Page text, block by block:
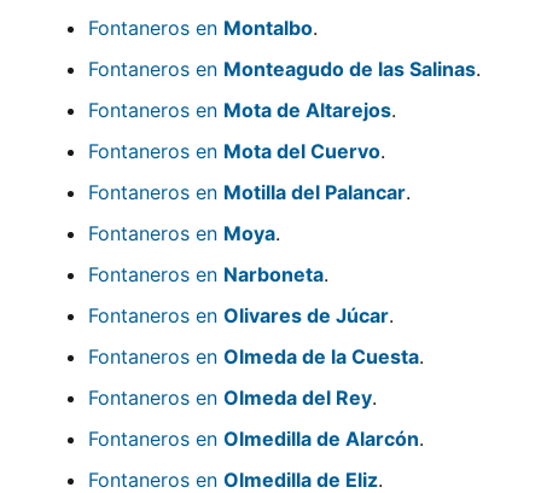
Fontaneros en Montalbo.
Fontaneros en Monteagudo de las Salinas.
Fontaneros en Mota de Altarejos.
Fontaneros en Mota del Cuervo.
Fontaneros en Motilla del Palancar.
Fontaneros en Moya.
Fontaneros en Narboneta.
Fontaneros en Olivares de Júcar.
Fontaneros en Olmeda de la Cuesta.
Fontaneros en Olmeda del Rey.
Fontaneros en Olmedilla de Alarcón.
Fontaneros en Olmedilla de Eliz.